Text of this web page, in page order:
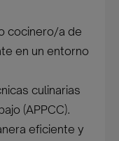
cocinero/a de
en un entorno
culinarias
(APPCC).
eficiente y